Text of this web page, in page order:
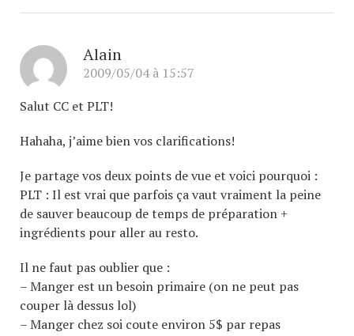
Alain
2009/05/04 à 15:57
Salut CC et PLT!
Hahaha, j’aime bien vos clarifications!
Je partage vos deux points de vue et voici pourquoi :
PLT : Il est vrai que parfois ça vaut vraiment la peine
de sauver beaucoup de temps de préparation +
ingrédients pour aller au resto.
Il ne faut pas oublier que :
– Manger est un besoin primaire (on ne peut pas
couper là dessus lol)
– Manger chez soi coute environ 5$ par repas